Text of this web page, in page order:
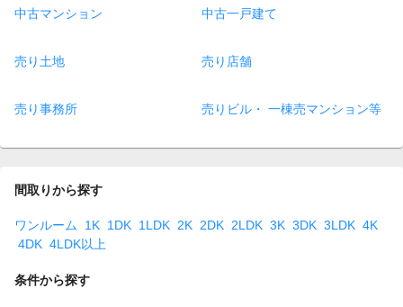
中古マンション 中古一戸建て
売り土地 売り店舗
売り事務所 売りビル・ 一棟売マンション等
間取りから探す
ワンルーム 1K 1DK 1LDK 2K 2DK 2LDK 3K 3DK 3LDK 4K
4DK 4LDK以上
条件から探す